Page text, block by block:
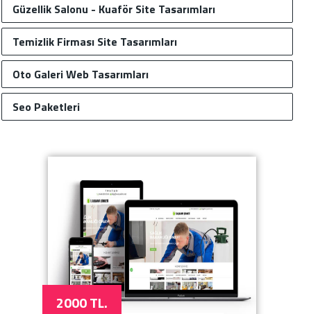
Güzellik Salonu - Kuaför Site Tasarımları
Temizlik Firması Site Tasarımları
Oto Galeri Web Tasarımları
Seo Paketleri
2000 TL.